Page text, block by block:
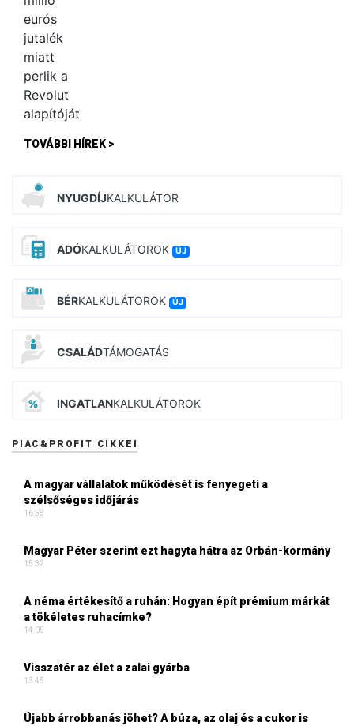
TOVÁBBI HÍREK >
NYUGDÍJKALKULÁTOR
ADÓKALKULÁTOROK ÚJ
BÉRKALKULÁTOROK ÚJ
CSALÁDTÁMOGATÁS
INGATLANKALKULÁTOROK
PIAC&PROFIT CIKKEI
A magyar vállalatok működését is fenyegeti a
szélsőséges időjárás
16:58
Magyar Péter szerint ezt hagyta hátra az Orbán-kormány
15:32
A néma értékesítő a ruhán: Hogyan épít prémium márkát
a tökéletes ruhacímke?
14:05
Visszatér az élet a zalai gyárba
13:45
Újabb árrobbanás jöhet? A búza, az olaj és a cukor is